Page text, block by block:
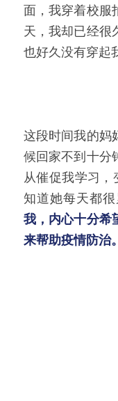
面，我穿着校服
天，我却已经很
也好久没有穿起
这段时间我的妈
候回家不到十分
从催促我学习，
知道她每天都很
我，内心十分希
来帮助疫情防治。